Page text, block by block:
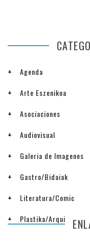
Agenda
Arte Eszenikoa
Asociaciones
Audiovisual
Galeria de Imagenes
Gastro/Bidaiak
Literatura/Comic
Plastika/Arquitectura